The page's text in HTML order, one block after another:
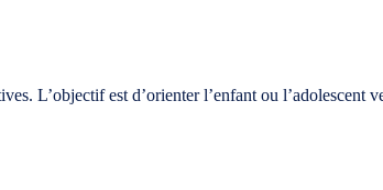
L’objectif est d’orienter l’enfant ou l’adolescent